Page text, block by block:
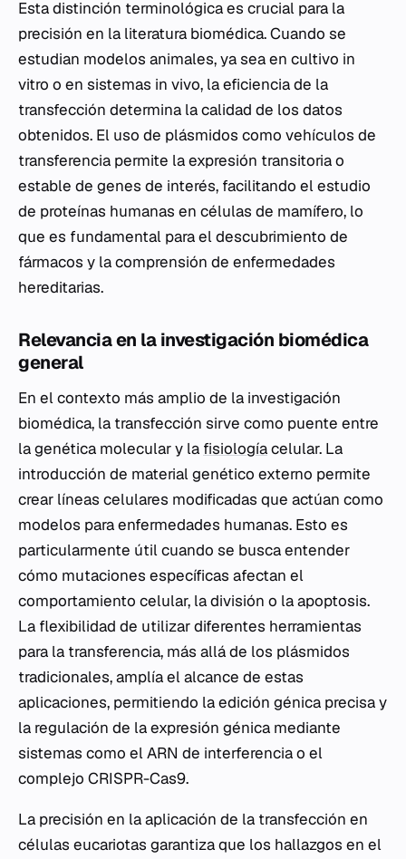
Esta distinción terminológica es crucial para la
precisión en la literatura biomédica. Cuando se
estudian modelos animales, ya sea en cultivo in
vitro o en sistemas in vivo, la eficiencia de la
transfección determina la calidad de los datos
obtenidos. El uso de plásmidos como vehículos de
transferencia permite la expresión transitoria o
estable de genes de interés, facilitando el estudio
de proteínas humanas en células de mamífero, lo
que es fundamental para el descubrimiento de
fármacos y la comprensión de enfermedades
hereditarias.
Relevancia en la investigación biomédica
general
En el contexto más amplio de la investigación
biomédica, la transfección sirve como puente entre
la genética molecular y la fisiologíacelular. La
introducción de material genético externo permite
crear líneas celulares modificadas que actúan como
modelos para enfermedades humanas. Esto es
particularmente útil cuando se busca entender
cómo mutaciones específicas afectan el
comportamiento celular, la división o la apoptosis.
La flexibilidad de utilizar diferentes herramientas
para la transferencia, más allá de los plásmidos
tradicionales, amplía el alcance de estas
aplicaciones, permitiendo la edición génica precisa y
la regulación de la expresión génica mediante
sistemas como el ARN de interferencia o el
complejo CRISPR-Cas9.
La precisión en la aplicación de la transfección en
células eucariotas garantiza que los hallazgos en el